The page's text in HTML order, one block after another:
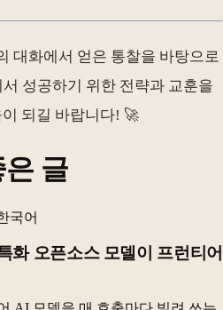
대화에서 얻은 통찰을 바탕으로
성공하기 위한 전략과 교훈을
되길 바랍니다! 🚀
글
국어
화 오픈소스 모델이 프런티어